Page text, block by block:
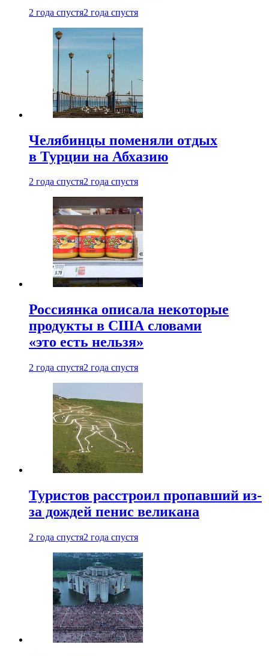
2 года спустя2 года спустя
Челябинцы поменяли отдых
в Турции на Абхазию
2 года спустя2 года спустя
Россиянка описала некоторые
продукты в США словами
«это есть нельзя»
2 года спустя2 года спустя
Туристов расстроил пропавший из-
за дождей пенис великана
2 года спустя2 года спустя